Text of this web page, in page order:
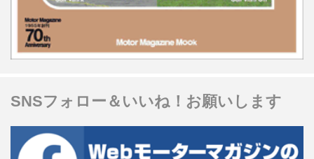
SNSフォロー＆いいね！お願いします